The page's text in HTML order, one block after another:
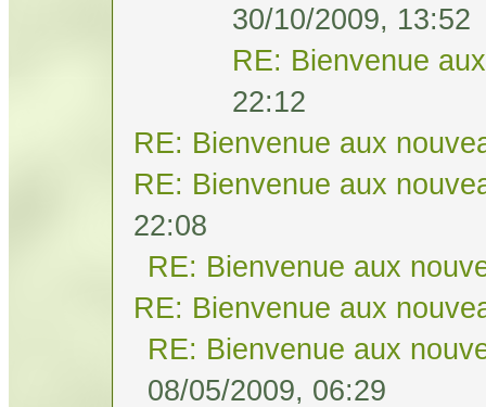
30/10/2009, 13:52
RE: Bienvenue
22:12
RE: Bienvenue aux
RE: Bienvenue aux
22:08
RE: Bienvenue aux
RE: Bienvenue aux
RE: Bienvenue aux
08/05/2009, 06:29